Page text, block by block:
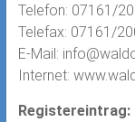
Telefon: 07161/
Telefax: 07161/
E-Mail:
Internet:
Registereintrag: